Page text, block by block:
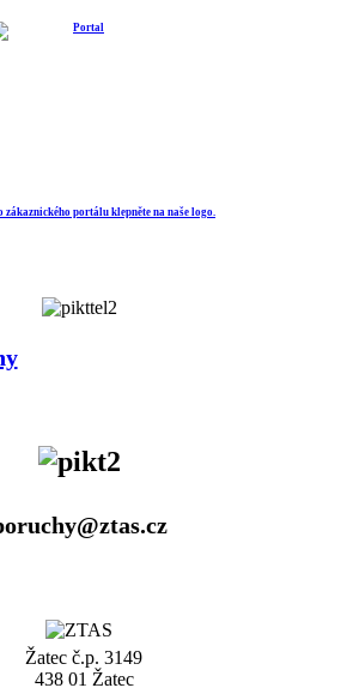
zákaznického portálu klepněte na naše logo.
Žatec č.p. 3149
438 01 Žatec